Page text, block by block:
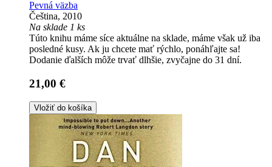
Pevná väzba
Čeština, 2010
Na sklade 1 ks
Túto knihu máme síce aktuálne na sklade, máme však už iba
posledné kusy. Ak ju chcete mať rýchlo, ponáhľajte sa!
Dodanie ďalších môže trvať dlhšie, zvyčajne do 31 dní.
21,00 €
Vložiť do košíka